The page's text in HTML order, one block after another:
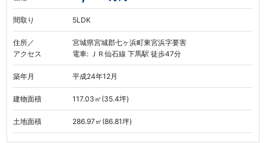
間取り 5LDK
住所／
アクセス
宮城県宮城郡七ヶ浜町東宮浜字要害
電車: ＪＲ仙石線 下馬駅 徒歩47分
築年月 平成24年12月
建物面積 117.03㎡(35.4坪)
土地面積 286.97㎡(86.81坪)